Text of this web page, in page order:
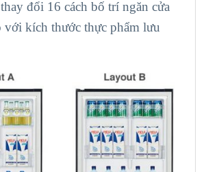
đổi 16 cách bố trí ngăn cửa
với kích thước thực phẩm lưu